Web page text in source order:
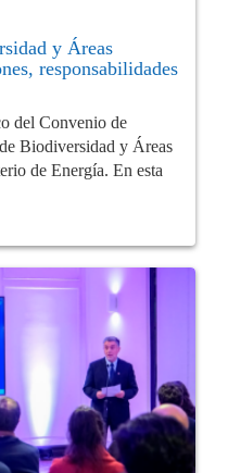
y Áreas
responsabilidades
del Convenio de
Biodiversidad y Áreas
de Energía. En esta